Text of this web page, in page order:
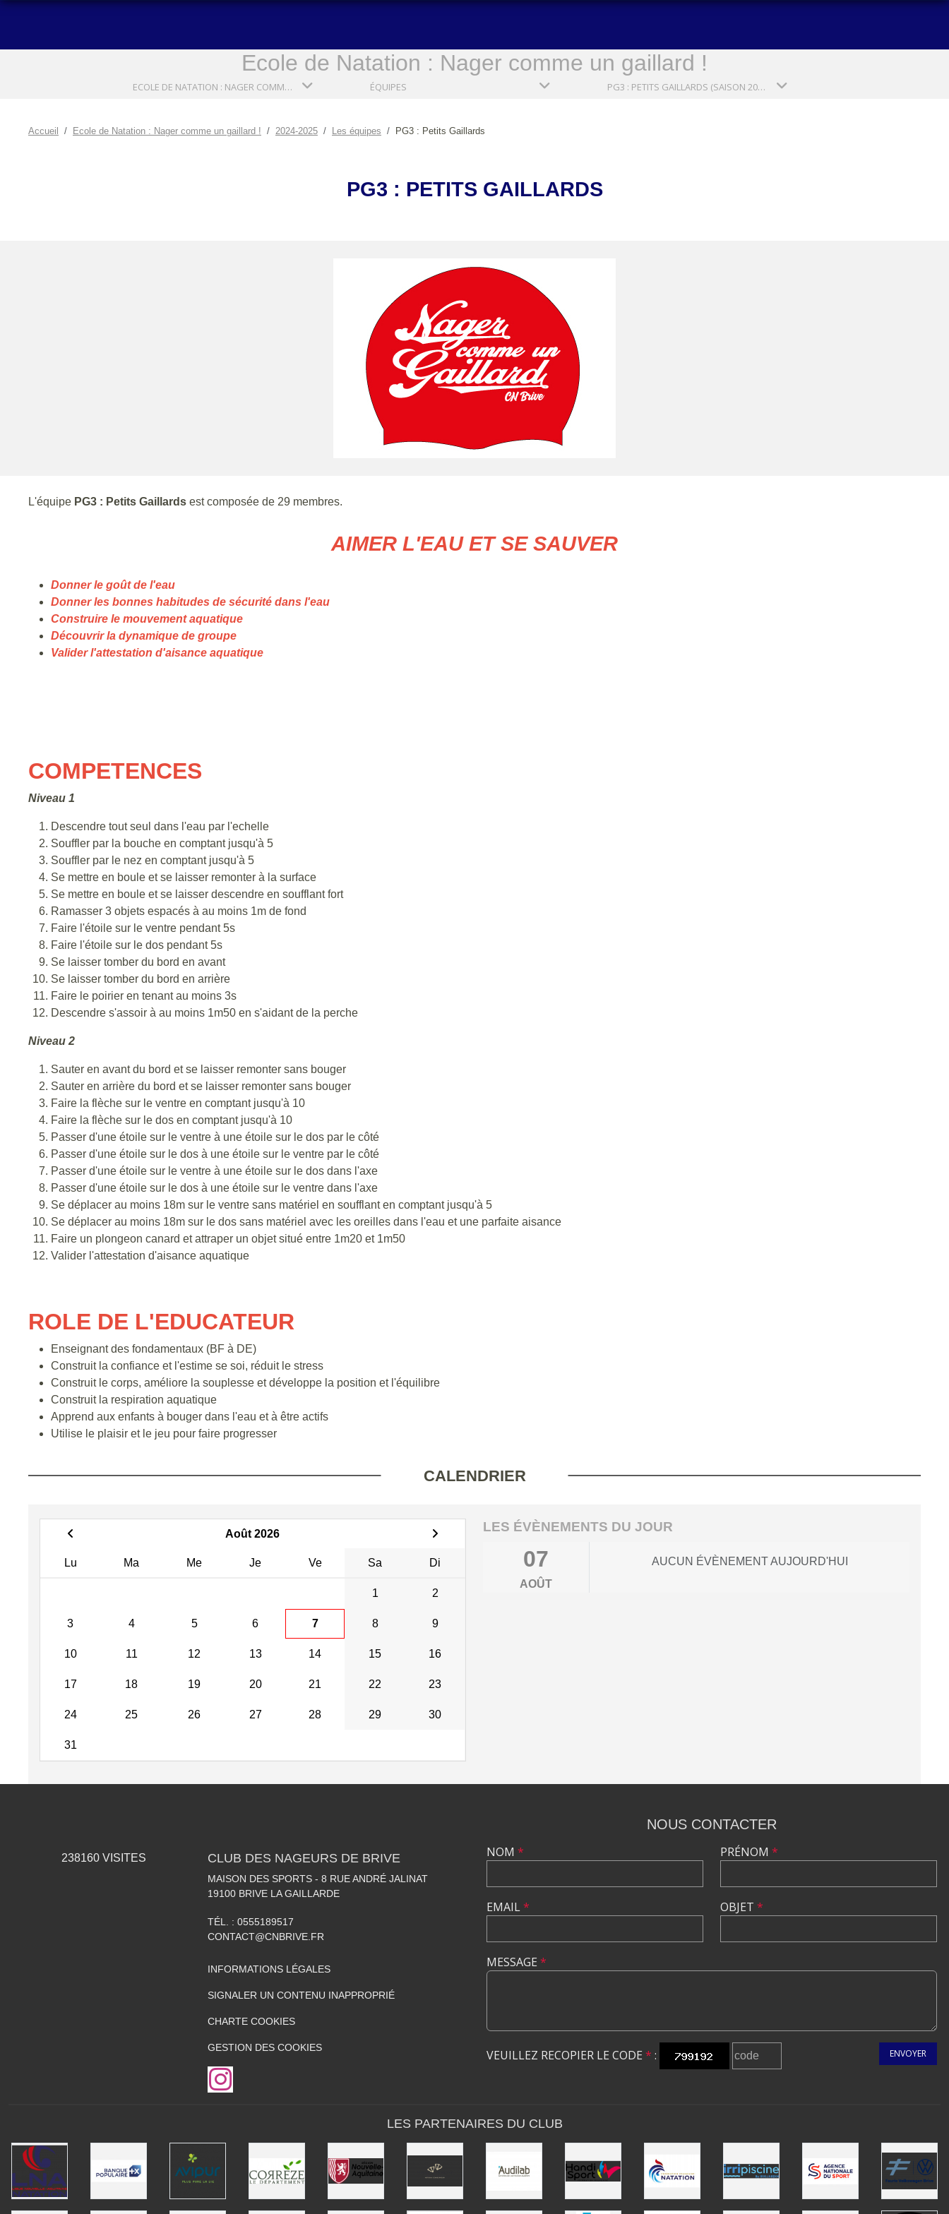
Ecole de Natation : Nager comme un gaillard !
ECOLE DE NATATION : NAGER COMME UN GAILLARD ! ÉQUIPES PG3 : PETITS GAILLARDS (SAISON 2024-2025)
Accueil Ecole de Natation : Nager comme un gaillard ! 2024-2025 Les équipes PG3 : Petits Gaillards
PG3 : PETITS GAILLARDS
L'équipe PG3 : Petits Gaillards est composée de 29 membres.
AIMER L'EAU ET SE SAUVER
Donner le goût de l'eau
Donner les bonnes habitudes de sécurité dans l'eau
Construire le mouvement aquatique
Découvrir la dynamique de groupe
Valider l'attestation d'aisance aquatique
COMPETENCES
Niveau 1
Descendre tout seul dans l'eau par l'echelle
Souffler par la bouche en comptant jusqu'à 5
Souffler par le nez en comptant jusqu'à 5
Se mettre en boule et se laisser remonter à la surface
Se mettre en boule et se laisser descendre en soufflant fort
Ramasser 3 objets espacés à au moins 1m de fond
Faire l'étoile sur le ventre pendant 5s
Faire l'étoile sur le dos pendant 5s
Se laisser tomber du bord en avant
Se laisser tomber du bord en arrière
Faire le poirier en tenant au moins 3s
Descendre s'assoir à au moins 1m50 en s'aidant de la perche
Niveau 2
Sauter en avant du bord et se laisser remonter sans bouger
Sauter en arrière du bord et se laisser remonter sans bouger
Faire la flèche sur le ventre en comptant jusqu'à 10
Faire la flèche sur le dos en comptant jusqu'à 10
Passer d'une étoile sur le ventre à une étoile sur le dos par le côté
Passer d'une étoile sur le dos à une étoile sur le ventre par le côté
Passer d'une étoile sur le ventre à une étoile sur le dos dans l'axe
Passer d'une étoile sur le dos à une étoile sur le ventre dans l'axe
Se déplacer au moins 18m sur le ventre sans matériel en soufflant en comptant jusqu'à 5
Se déplacer au moins 18m sur le dos sans matériel avec les oreilles dans l'eau et une parfaite aisance
Faire un plongeon canard et attraper un objet situé entre 1m20 et 1m50
Valider l'attestation d'aisance aquatique
ROLE DE L'EDUCATEUR
Enseignant des fondamentaux (BF à DE)
Construit la confiance et l'estime se soi, réduit le stress
Construit le corps, améliore la souplesse et développe la position et l'équilibre
Construit la respiration aquatique
Apprend aux enfants à bouger dans l'eau et à être actifs
Utilise le plaisir et le jeu pour faire progresser
CALENDRIER
Août 2026
Lu Ma Me Je Ve Sa Di
1 2
3 4 5 6 7 8 9
10 11 12 13 14 15 16
17 18 19 20 21 22 23
24 25 26 27 28 29 30
31
LES ÉVÈNEMENTS DU JOUR
07
AOÛT
AUCUN ÉVÈNEMENT AUJOURD'HUI
238160 VISITES CLUB DES NAGEURS DE BRIVE
MAISON DES SPORTS - 8 RUE ANDRÉ JALINAT
19100 BRIVE LA GAILLARDE
TÉL. : 0555189517
CONTACT@CNBRIVE.FR
INFORMATIONS LÉGALES
SIGNALER UN CONTENU INAPPROPRIÉ
CHARTE COOKIES
GESTION DES COOKIES
NOUS CONTACTER
NOM *
EMAIL*
PRÉNOM *
OBJET *
MESSAGE *
VEUILLEZ RECOPIER LE CODE * : ENVOYER
LES PARTENAIRES DU CLUB